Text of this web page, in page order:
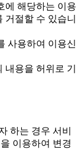
에 해당하는 이용
거절할 수 있습니
사용하여 이용신
내용을 허위로 기
하는 경우 서비
이용하여 변경